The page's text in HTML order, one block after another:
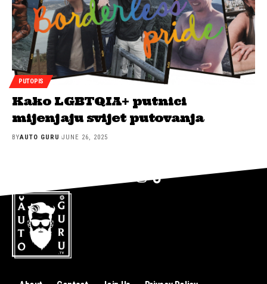
PUTOPIS
Kako LGBTQIA+ putnici
mijenjaju svijet putovanja
BYAUTO GURU JUNE 26, 2025